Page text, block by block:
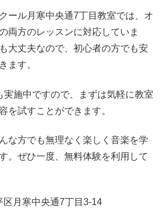
ール月寒中央通7丁目教室では、オ
両方のレッスンに対応していま
大丈夫なので、初心者の方でも安
ます。
実施中ですので、まずは気軽に教室
を試すことができます。
な方でも無理なく楽しく音楽を学
。ぜひ一度、無料体験を利用して
区月寒中央通7丁目3-14